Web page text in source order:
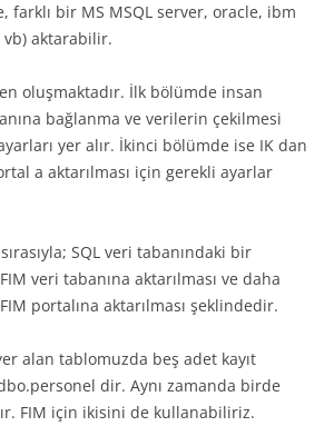
farklı bir MS MSQL server, oracle, ibm
aktarabilir.
oluşmaktadır. İlk bölümde insan
bağlanma ve verilerin çekilmesi
yer alır. İkinci bölümde ise IK dan
a aktarılması için gerekli ayarlar
SQL veri tabanındaki bir
veri tabanına aktarılması ve daha
portalına aktarılması şeklindedir.
alan tablomuzda beş adet kayıt
dir. Aynı zamanda birde
FIM için ikisini de kullanabiliriz.